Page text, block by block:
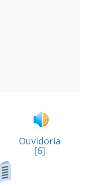
Ouvidoria
[6]